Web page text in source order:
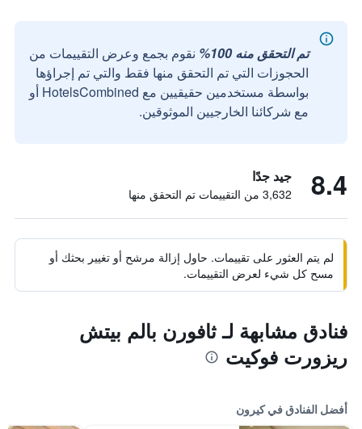
تم التحقق منه 100%
نقوم بجمع وعرض التقييمات من
الحجوزات التي تم التحقق منها فقط والتي تم إجراؤها
بواسطة مستخدمين حقيقيين مع HotelsCombined أو
مع شركائنا الخارجيين الموثوقين.
8.4 جيد جدًا
3,632 من التقييمات تم التحقق منها
لم يتم العثور على تقييمات. حاول إزالة مرشح أو تغيير بحثك أو
مسح كل شيء لعرض التقييمات.
فنادق مشابهة لـ ثافورن بالم بيتش
ريزورت فوكيت
أفضل الفنادق في كيرون